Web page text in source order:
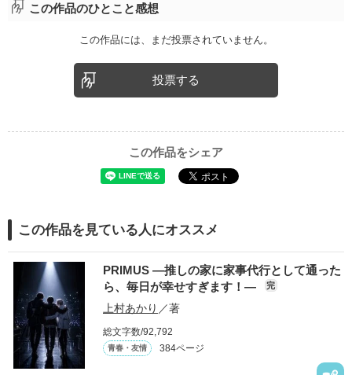
この作品のひとこと感想
この作品には、まだ投票されていません。
投票する
この作品をシェア
この作品を見ている人にオススメ
PRIMUS ―推しの家に家事代行として通った
ら、毎日が幸せすぎます！―
完
上村あかり ／著
総文字数/92,792
青春・友情 384ページ